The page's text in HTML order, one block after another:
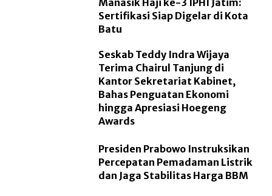
Manasik Haji ke-3 IPHI Jatim:
Sertifikasi Siap Digelar di Kota
Batu
Seskab Teddy Indra Wijaya
Terima Chairul Tanjung di
Kantor Sekretariat Kabinet,
Bahas Penguatan Ekonomi
hingga Apresiasi Hoegeng
Awards
Presiden Prabowo Instruksikan
Percepatan Pemadaman Listrik
dan Jaga Stabilitas Harga BBM